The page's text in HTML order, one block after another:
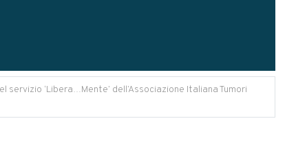
‘Libera…Mente’ dell’Associazione Italiana Tumori